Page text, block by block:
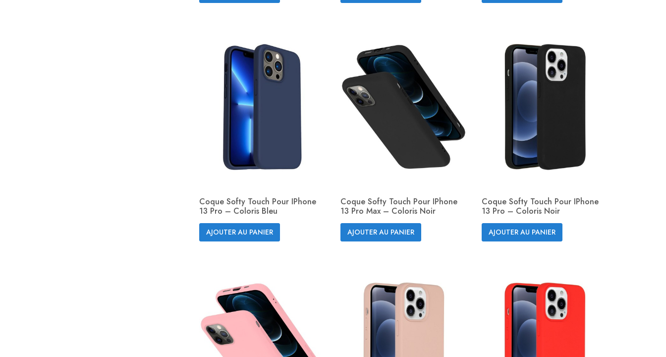
Aperçu rapide
Coque Softy Touch Pour IPhone
13 Pro – Coloris Bleu
AJOUTER AU PANIER
Aperçu rapide
Coque Softy Touch Pour IPhone
13 Pro Max – Coloris Noir
AJOUTER AU PANIER
Aperçu rapide
Coque Softy Touch Pour IPhone
13 Pro – Coloris Noir
AJOUTER AU PANIER